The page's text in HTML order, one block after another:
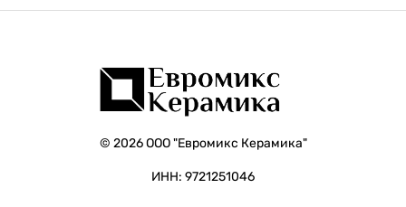
© 2026 ООО "Евромикс Керамика"
ИНН: 9721251046